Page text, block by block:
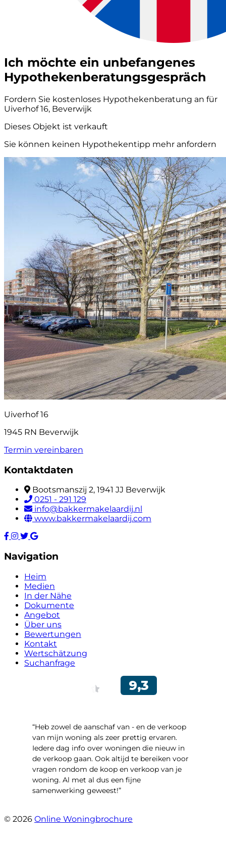
Ich möchte ein unbefangenes
Hypothekenberatungsgespräch
Fordern Sie kostenloses Hypothekenberatung an für
Uiverhof 16, Beverwijk
Dieses Objekt ist verkauft
Sie können keinen Hypothekentipp mehr anfordern
Uiverhof 16
1945 RN Beverwijk
Termin vereinbaren
Kontaktdaten
Bootsmanszij 2, 1941 JJ Beverwijk
0251 - 291 129
info@bakkermakelaardij.nl
www.bakkermakelaardij.com
Navigation
Heim
Medien
In der Nähe
Dokumente
Angebot
Über uns
Bewertungen
Kontakt
Wertschätzung
Suchanfrage
“Heb zowel de aanschaf van - en de verkoop
van mijn woning als zeer prettig ervaren.
Iedere dag info over woningen die nieuw in
de verkoop gaan. Ook altijd te bereiken voor
vragen rondom de koop en verkoop van je
woning. Al met al dus een fijne
samenwerking geweest!”
© 2026 Online Woningbrochure